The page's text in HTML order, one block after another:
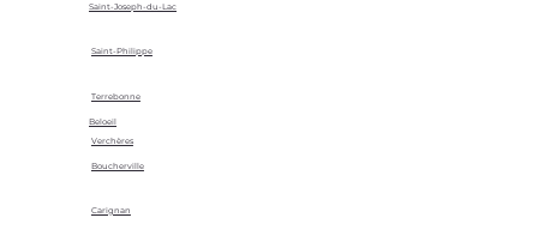
Saint-Joseph-du-Lac
Saint-Philippe
Terrebonne
Verchères
Beloeil
Boucherville
Carignan